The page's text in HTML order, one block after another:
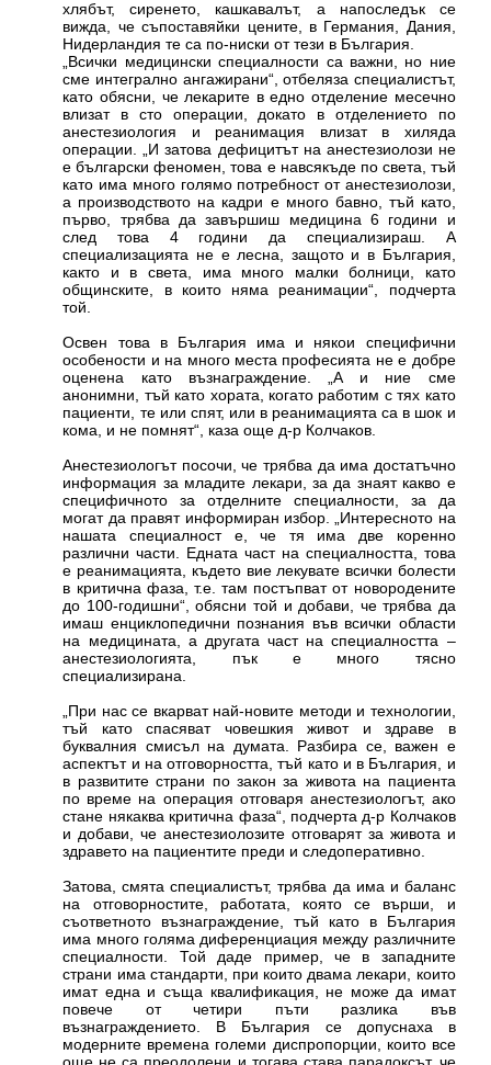
хлябът, сиренето, кашкавалът, а напоследък се
вижда, че съпоставяйки цените, в Германия, Дания,
Нидерландия те са по-ниски от тези в България.
„Всички медицински специалности са важни, но ние
сме интегрално ангажирани“, отбеляза специалистът,
като обясни, че лекарите в едно отделение месечно
влизат в сто операции, докато в отделението по
анестезиология и реанимация влизат в хиляда
операции. „И затова дефицитът на анестезиолози не
е български феномен, това е навсякъде по света, тъй
като има много голямо потребност от анестезиолози,
а производството на кадри е много бавно, тъй като,
първо, трябва да завършиш медицина 6 години и
след това 4 години да специализираш. А
специализацията не е лесна, защото и в България,
както и в света, има много малки болници, като
общинските, в които няма реанимации“, подчерта
той.
Освен това в България има и някои специфични
особености и на много места професията не е добре
оценена като възнаграждение. „А и ние сме
анонимни, тъй като хората, когато работим с тях като
пациенти, те или спят, или в реанимацията са в шок и
кома, и не помнят“, каза още д-р Колчаков.
Анестезиологът посочи, че трябва да има достатъчно
информация за младите лекари, за да знаят какво е
специфичното за отделните специалности, за да
могат да правят информиран избор. „Интересното на
нашата специалност е, че тя има две коренно
различни части. Едната част на специалността, това
е реанимацията, където вие лекувате всички болести
в критична фаза, т.е. там постъпват от новородените
до 100-годишни“, обясни той и добави, че трябва да
имаш енциклопедични познания във всички области
на медицината, а другата част на специалността –
анестезиологията, пък е много тясно
специализирана.
„При нас се вкарват най-новите методи и технологии,
тъй като спасяват човешкия живот и здраве в
буквалния смисъл на думата. Разбира се, важен е
аспектът и на отговорността, тъй като и в България, и
в развитите страни по закон за живота на пациента
по време на операция отговаря анестезиологът, ако
стане някаква критична фаза“, подчерта д-р Колчаков
и добави, че анестезиолозите отговарят за живота и
здравето на пациентите преди и следоперативно.
Затова, смята специалистът, трябва да има и баланс
на отговорностите, работата, която се върши, и
съответното възнаграждение, тъй като в България
има много голяма диференциация между различните
специалности. Той даде пример, че в западните
страни има стандарти, при които двама лекари, които
имат една и съща квалификация, не може да имат
повече от четири пъти разлика във
възнаграждението. В България се допуснаха в
модерните времена големи диспропорции, които все